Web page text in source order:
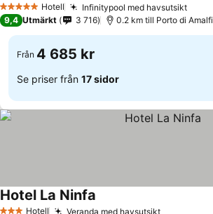
5 Stjärnor Hotell Infinitypool med havsutsikt
9,4 Utmärkt 3 716 0.2 km till Porto di Amalfi
Från 4 685 kr
Se priser från 17 sidor
Hotell Veranda med havsutsikt
Hotel La Ninfa